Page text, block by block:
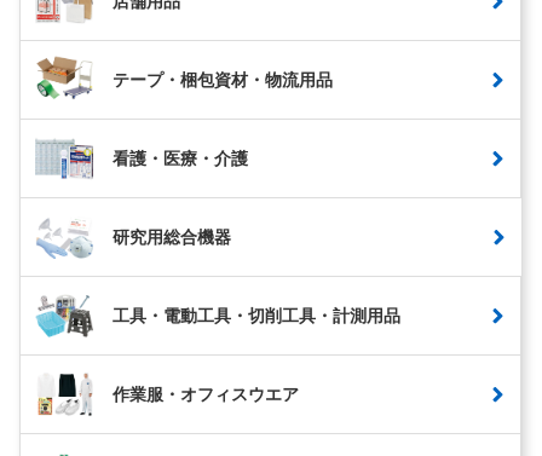
テープ・梱包資材・物流用品
看護・医療・介護
研究用総合機器
工具・電動工具・切削工具・計測用品
作業服・オフィスウエア